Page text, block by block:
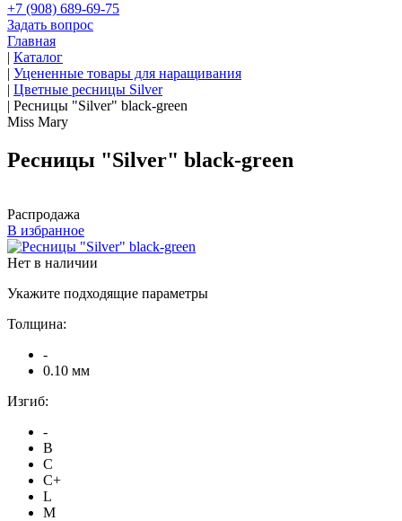
+7 (908) 689-69-75
Задать вопрос
Главная
| Каталог
| Уцененные товары для наращивания
| Цветные ресницы Silver
| Ресницы "Silver" black-green
Miss Mary
Ресницы "Silver" black-green
Распродажа
В избранное
Нет в наличии
Укажите подходящие параметры
Толщина:
-
0.10 мм
Изгиб:
-
B
C
C+
L
M